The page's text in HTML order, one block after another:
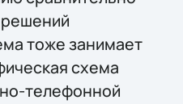
тоже занимает
схема
телефонной